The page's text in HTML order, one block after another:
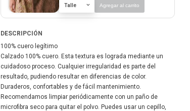
Talle Agregar al carrito
DESCRIPCIÓN
100% cuero legítimo
Calzado 100% cuero. Esta textura es lograda mediante un
cuidadoso proceso. Cualquier irregularidad es parte del
resultado, pudiendo resultar en diferencias de color.
Duraderos, confortables y de fácil mantenimiento.
Recomendamos limpiar periódicamente con un paño de
microfibra seco para quitar el polvo. Puedes usar un cepillo,